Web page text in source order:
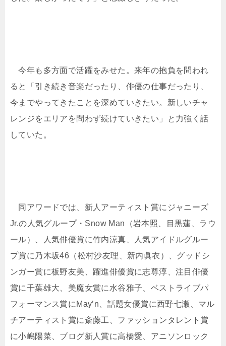
今年も多方面で活躍をみせた。来年の抱負を問われ
ると「引き続き音楽だったり、俳優の仕事だったり、
今までやってきたことを深めていきたい。新しいチャ
レンジをエリアを問わず続けていきたい」と力強く話
していた。
同アワードでは、新人アーティスト賞にジャニーズ
Jr.の人気グループ・Snow Man（岩本照、目黒蓮、ラウ
ール）、人気俳優賞に竹内涼真、人気アイドルグルー
プ賞に乃木坂46（松村沙友理、新内眞衣）、グッドシ
ンガー賞に板野友美、躍進俳優賞に志尊淳、注目俳優
賞に千葉雄大、美魔女賞に水谷雅子、ベストライブパ
フォーマンス賞にMay’n、話題女優賞に西野七瀬、マル
チアーティスト賞に斎藤工、ファッションタレント賞
に小嶋陽菜、ブログ新人賞に高橋愛、アニソンロック